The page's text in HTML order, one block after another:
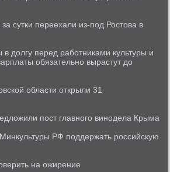
сутки переехали из-под Ростова в
долгу перед работниками культуры и
обязательно вырастут до
области открыли 31
пост главного винодела Крыма
РФ поддержать российскую
на ожирение